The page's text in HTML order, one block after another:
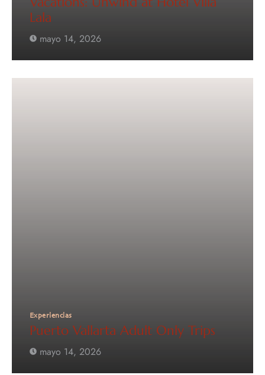
Lala
mayo 14, 2026
Experiencias
Puerto Vallarta Adult Only Trips
mayo 14, 2026